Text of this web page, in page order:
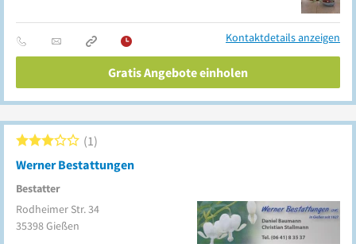
Kontaktdetails anzeigen
Gratis Angebote einholen
Werner Bestattungen
Bestatter
1
Rodheimer Str. 34
35398Gießen